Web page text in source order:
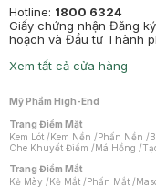
Hotline: 1800 6324
Giấy chứng nhận Đăng
hoạch và Đầu tư Thành
Xem tất cả cửa hàng
Mỹ Phẩm High-End
Trang Điểm Mặt
Kem Lót /Kem Nền /Phấn Nền /
Che Khuyết Điểm /Má Hồng /
Trang Điểm Mắt
Kẻ Mày /Kẻ Mắt /Phấn Mắt /